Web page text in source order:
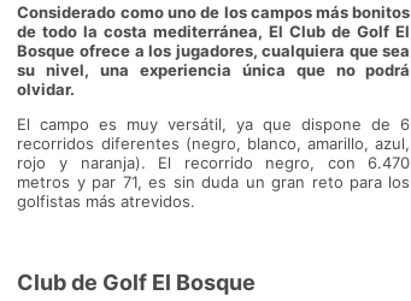
Considerado como uno de los campos más bonitos
de todo la costa mediterránea, El Club de Golf El
Bosque ofrece a los jugadores, cualquiera que sea
su nivel, una experiencia única que no podrá
olvidar.
El campo es muy versátil, ya que dispone de 6
recorridos diferentes (negro, blanco, amarillo, azul,
rojo y naranja). El recorrido negro, con 6.470
metros y par 71, es sin duda un gran reto para los
golfistas más atrevidos.
Club de Golf El Bosque